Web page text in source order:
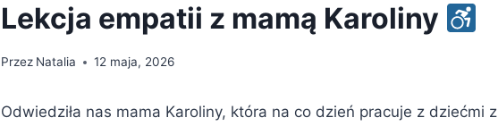
Lekcja empatii z mamą Karoliny
Przez Natalia 12 maja, 2026
Odwiedziła nas mama Karoliny, która na co dzień pracuje z dziećmi z